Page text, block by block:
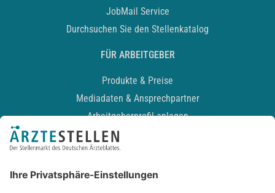
JobMail Service
Durchsuchen Sie den Stellenkatalog
FÜR ARBEITGEBER
Produkte & Preise
Mediadaten & Ansprechpartner
Arbeitgeberprofil anlegen
Recruiting-Podcast